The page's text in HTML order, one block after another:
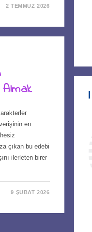
2 TEMMUZ 2026
en
çıkan bu edebi
ilerleten birer
9 ŞUBAT 2026